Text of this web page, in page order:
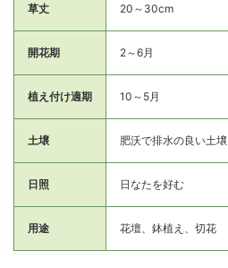
草丈 20～30cm
開花期 2～6月
植え付け適期 10～5月
土壌 肥沃で排水の良い土壌
日照 日なたを好む
用途 花壇、鉢植え、切花